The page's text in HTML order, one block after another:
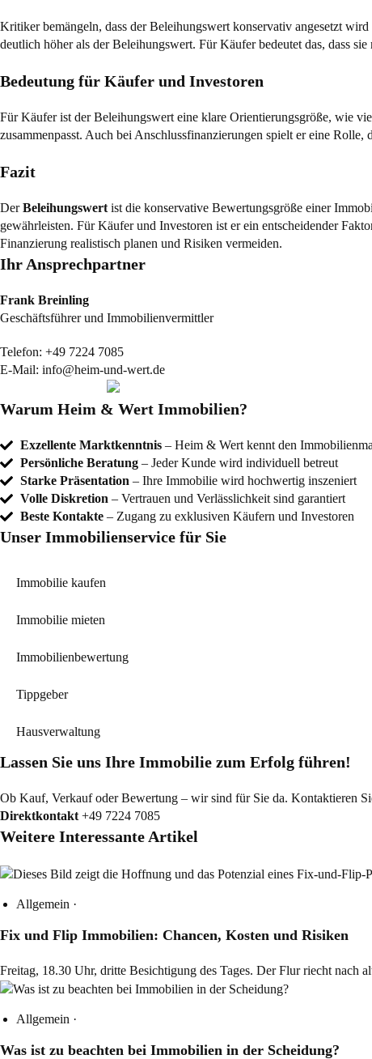
Kritiker bemängeln, dass der Beleihungswert konservativ angesetzt
deutlich höher als der Beleihungswert. Für Käufer bedeutet das, dass
Bedeutung für Käufer und Investoren
Für Käufer ist der Beleihungswert eine klare Orientierungsgröße, wie
zusammenpasst. Auch bei Anschlussfinanzierungen spielt er eine
Fazit
DerBeleihungswert ist die konservative Bewertungsgröße einer
gewährleisten. Für Käufer und Investoren ist er ein entscheidender
Finanzierung realistisch planen und Risiken vermeiden.
Ihr Ansprechpartner
Frank Breinling
Geschäftsführer und Immobilienvermittler
Telefon: +49 7224 7085
E-Mail: info@heim-und-wert.de
Warum Heim & Wert Immobilien?
Exzellente Marktkenntnis – Heim & Wert kennt den
Persönliche Beratung – Jeder Kunde wird individuell betreut
Starke Präsentation – Ihre Immobilie wird hochwertig inszeniert
Volle Diskretion – Vertrauen und Verlässlichkeit sind garantiert
Beste Kontakte – Zugang zu exklusiven Käufern und Investoren
Unser Immobilienservice für Sie
Immobilie kaufen
Immobilie mieten
Immobilienbewertung
Tippgeber
Hausverwaltung
Lassen Sie uns Ihre Immobilie zum Erfolg führen!
Ob Kauf, Verkauf oder Bewertung – wir sind für Sie da. Kontaktieren
Direktkontakt +49 7224 7085
Weitere Interessante Artikel
Allgemein ·
Fix und Flip Immobilien: Chancen, Kosten und Risiken
Freitag, 18.30 Uhr, dritte Besichtigung des Tages. Der Flur riecht
Allgemein ·
Was ist zu beachten bei Immobilien in der Scheidung?